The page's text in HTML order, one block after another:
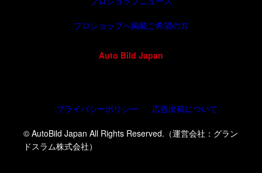
プロショップへ掲載ご希望の方
Auto Bild Japan
© AutoBild Japan All Rights Reserved.（運営会社：グラン
ドスラム株式会社）
プライバシーポリシー 広告出稿について